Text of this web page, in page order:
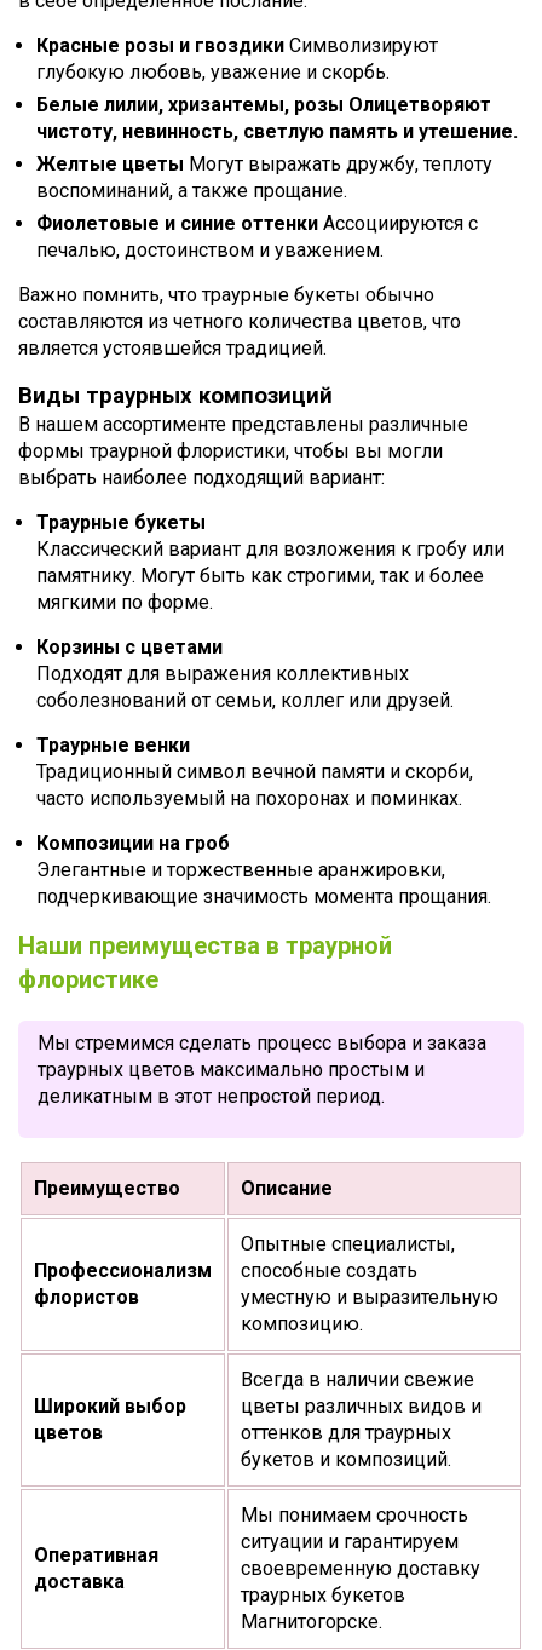
Красные розы и гвоздики Символизируют
глубокую любовь, уважение и скорбь.
Белые лилии, хризантемы, розы Олицетворяют
чистоту, невинность, светлую память и утешение.
Желтые цветы Могут выражать дружбу, теплоту
воспоминаний, а также прощание.
Фиолетовые и синие оттенки Ассоциируются с
печалью, достоинством и уважением.
Важно помнить, что траурные букеты обычно
составляются из четного количества цветов, что
является устоявшейся традицией.
Виды траурных композиций
В нашем ассортименте представлены различные
формы траурной флористики, чтобы вы могли
выбрать наиболее подходящий вариант:
Траурные букеты
Классический вариант для возложения к гробу или
памятнику. Могут быть как строгими, так и более
мягкими по форме.
Корзины с цветами
Подходят для выражения коллективных
соболезнований от семьи, коллег или друзей.
Траурные венки
Традиционный символ вечной памяти и скорби,
часто используемый на похоронах и поминках.
Композиции на гроб
Элегантные и торжественные аранжировки,
подчеркивающие значимость момента прощания.
Наши преимущества в траурной
флористике
Мы стремимся сделать процесс выбора и заказа
траурных цветов максимально простым и
деликатным в этот непростой период.
Преимущество Описание
Профессионализм
флористов
Опытные специалисты,
способные создать
уместную и выразительную
композицию.
Широкий выбор
цветов
Всегда в наличии свежие
цветы различных видов и
оттенков для траурных
букетов и композиций.
Оперативная
доставка
Мы понимаем срочность
ситуации и гарантируем
своевременную доставку
траурных букетов
Магнитогорске.